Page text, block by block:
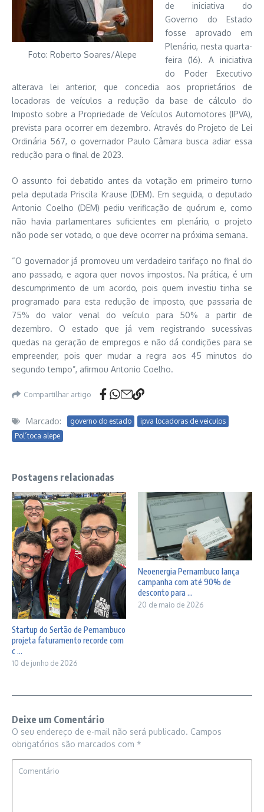
Foto: Roberto Soares/Alepe
de iniciativa do
Governo do Estado
fosse aprovado em
Plenário, nesta quarta-
feira (16). A iniciativa
do Poder Executivo
alterava lei anterior, que concedia aos proprietários de
locadoras de veículos a redução da base de cálculo do
Imposto sobre a Propriedade de Veículos Automotores (IPVA),
prevista para ocorrer em dezembro. Através do Projeto de Lei
Ordinária 567, o governador Paulo Câmara busca adiar essa
redução para o final de 2023.
O assunto foi debatido antes da votação em primeiro turno
pela deputada Priscila Krause (DEM). Em seguida, o deputado
Antonio Coelho (DEM) pediu verificação de quórum e, como
não havia parlamentares suficientes em plenário, o projeto
não pode ser votado, o que deve ocorrer na próxima semana.
“O governador já promoveu um verdadeiro tarifaço no final do
ano passado, e agora quer novos impostos. Na prática, é um
descumprimento de um acordo, pois quem investiu tinha se
programado para esta redução de imposto, que passaria de
75% do valor venal do veículo para 50% a partir de
dezembro. O estado que já vem registrando sucessivas
quedas na geração de empregos e não dá condições para se
empreender, pois quer mudar a regra aos 45 minutos do
segundo tempo”, afirmou Antonio Coelho.
Compartilhar artigo
Marcado: governo do estado
ipva locadoras de veiculos
Pol´toca alepe
Postagens relacionadas
Startup do Sertão de Pernambuco
projeta faturamento recorde com
c ...
10 de junho de 2026
Neoenergia Pernambuco lança
campanha com até 90% de
desconto para ...
20 de maio de 2026
Deixe um Comentário
O seu endereço de e-mail não será publicado. Campos
obrigatórios são marcados com *